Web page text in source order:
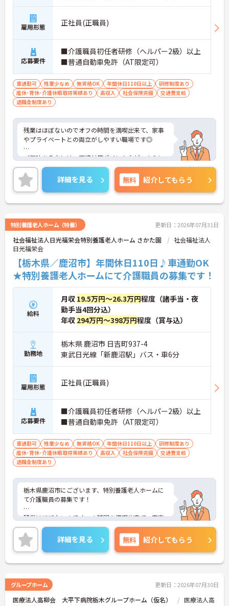
雇用形態 正社員(正職員)
応募要件
■介護職員初任者研修（ヘルパー2級）以上
■普通自動車免許（AT限定可）
車通勤可 残業少なめ 無資格OK 年間休日110日以上
研修制度あり
産休･育休･介護休暇取得実績あり
高収入 社会保険完備
交通費支給
退職金制度あり
残業はほぼないのでオフの時間を満喫出来て、家事
やプライベートとの両立がしやすい職場です◎
ご興味ある方には、面接対策ポイントなど、さらに
詳細をお話しいたしますのでお気軽にご相談くださ
い！
詳細を見る 無料 紹介してもらう
特別養護老人ホーム（特養） 更新日：2026年07月31日
社会福祉法人日光福栄会特別養護老人ホーム さかた園
社会福祉法人
日光福栄会
【栃木県／鹿沼市】年間休日110日♪車通勤OK
★特別養護老人ホームにて介護職員の募集です！
給料
月収 19.5万円～26.3万円程度（諸手当・夜
勤手当4回分込）
年収 294万円～398万円程度（賞与込）
勤務地
栃木県 鹿沼市 日吉町937-4
東武日光線「新鹿沼駅」バス・車6分
雇用形態 正社員(正職員)
応募要件
■介護職員初任者研修（ヘルパー2級）以上
■普通自動車免許（AT限定可）
車通勤可 残業少なめ 無資格OK 年間休日110日以上
研修制度あり
産休･育休･介護休暇取得実績あり
高収入 社会保険完備
交通費支給
退職金制度あり
栃木県鹿沼市にございます、特別養護老人ホームに
て介護職員の募集です！
残業はほぼないのでオフの時間を満喫出来て、家事
やプライベートとの両立がしやすい職場です◎
年間休日110日もございますため、お休み多めで、
プライベートの時間もしっかり確保できます！
詳細をお話しいたしますのでお気軽にご相談くださ
い！
詳細を見る 無料 紹介してもらう
グループホーム 更新日：2026年07月30日
医療法人高柳会 大平下病院栃木グループホーム（仮名）
医療法人高